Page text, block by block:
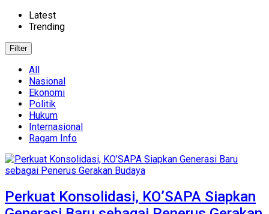
Latest
Trending
Filter
All
Nasional
Ekonomi
Politik
Hukum
Internasional
Ragam Info
Perkuat Konsolidasi, KO’SAPA Siapkan